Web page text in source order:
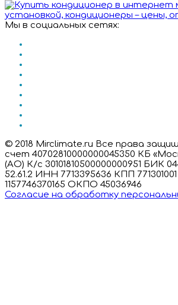
Мы в социальных сетях:
© 2018 Mirclimate.ru Все права
счет 40702810000000045350 КБ
(АО) К/с 30101810500000000951 БИК
52.61.2 ИНН 7713395636 КПП
1157746370165 ОКПО 45036946
Согласие на обработку